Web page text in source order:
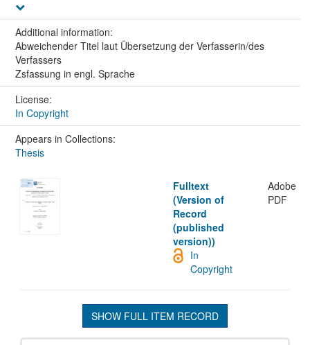
Additional information:
Abweichender Titel laut Übersetzung der Verfasserin/des
Verfassers
Zsfassung in engl. Sprache
License:
In Copyright
Appears in Collections:
Thesis
Fulltext
(Version of
Record
(published
version))
Adobe
PDF
In
Copyright
SHOW FULL ITEM RECORD